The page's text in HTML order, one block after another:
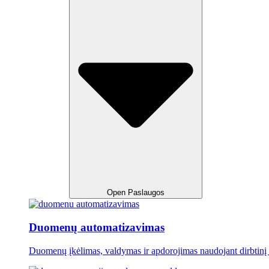
Open Paslaugos
Duomenų automatizavimas
Duomenų įkėlimas, valdymas ir apdorojimas naudojant dirbtinį